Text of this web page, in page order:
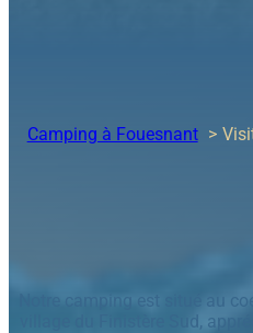
Camping à Fouesnant
Notre camping est situé au
village du Finistère Sud,